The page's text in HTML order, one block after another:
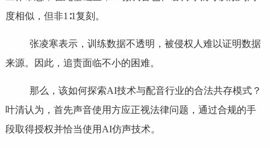
度相似，但非1∶1复刻。
张凌寒表示，训练数据不透明，被侵权人难以证明数据
来源。因此，追责面临不小的困难。
那么，该如何探索AI技术与配音行业的合法共存模式？
叶清认为，首先声音使用方应正视法律问题，通过合规的手
段取得授权并恰当使用AI仿声技术。